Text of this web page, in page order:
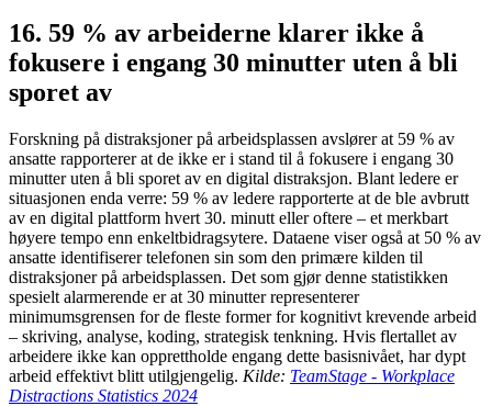
16. 59 % av arbeiderne klarer ikke å
fokusere i engang 30 minutter uten å bli
sporet av
Forskning på distraksjoner på arbeidsplassen avslører at 59 % av
ansatte rapporterer at de ikke er i stand til å fokusere i engang 30
minutter uten å bli sporet av en digital distraksjon. Blant ledere er
situasjonen enda verre: 59 % av ledere rapporterte at de ble avbrutt
av en digital plattform hvert 30. minutt eller oftere – et merkbart
høyere tempo enn enkeltbidragsytere. Dataene viser også at 50 % av
ansatte identifiserer telefonen sin som den primære kilden til
distraksjoner på arbeidsplassen. Det som gjør denne statistikken
spesielt alarmerende er at 30 minutter representerer
minimumsgrensen for de fleste former for kognitivt krevende arbeid
– skriving, analyse, koding, strategisk tenkning. Hvis flertallet av
arbeidere ikke kan opprettholde engang dette basisnivået, har dypt
arbeid effektivt blitt utilgjengelig. Kilde: TeamStage - Workplace
Distractions Statistics 2024